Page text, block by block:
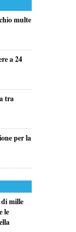
multe
a 24
tra
per la
mille
le